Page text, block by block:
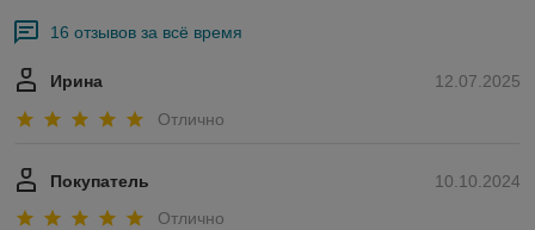
16 отзывов за всё время
12.07.2025
Ирина
Отлично
10.10.2024
Покупатель
Отлично